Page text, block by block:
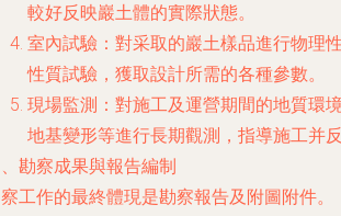
較好反映巖土體的實際狀態。
室內試驗 ：對采取的巖土樣品進行物理
性質試驗，獲取設計所需的各種參數。
現場監測 ：對施工及運營期間的地質環
地基變形等進行長期觀測，指導施工并反
勘察成果與報告編制
工作的最終體現是勘察報告及附圖附件